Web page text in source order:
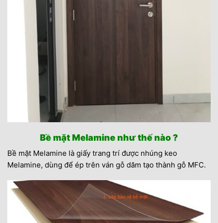
Bề mặt Melamine như thế nào ?
Bề mặt Melamine là giấy trang trí được nhúng keo
Melamine, dùng để ép trên ván gỗ dăm tạo thành gỗ MFC.